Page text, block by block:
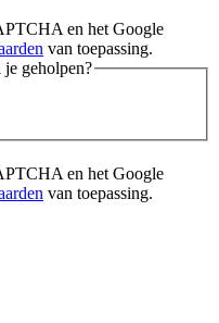
en het Google
van toepassing.
geholpen?
en het Google
van toepassing.